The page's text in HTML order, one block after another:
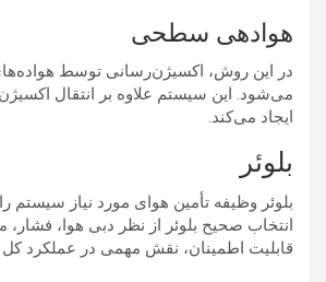
هوادهی سطحی
در این روش، اکسیژن‌رسانی توسط
می‌شود. این سیستم علاوه بر انتقال اکسیژن،
ایجاد می‌کند.
بلوئر
بلوئر وظیفه تأمین هوای مورد نیاز سیستم
انتخاب صحیح بلوئر از نظر دبی هوا،
قابلیت اطمینان، نقش مهمی در عملکرد کل